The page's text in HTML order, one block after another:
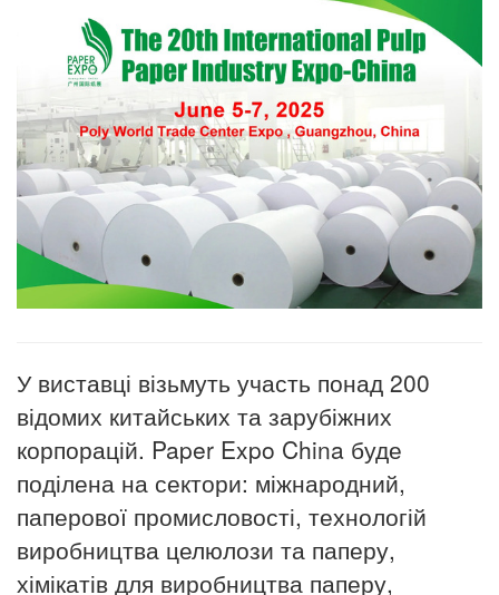
У виставці візьмуть участь понад 200
відомих китайських та зарубіжних
корпорацій. Paper Expo China буде
поділена на сектори: міжнародний,
паперової промисловості, технологій
виробництва целюлози та паперу,
хімікатів для виробництва паперу,